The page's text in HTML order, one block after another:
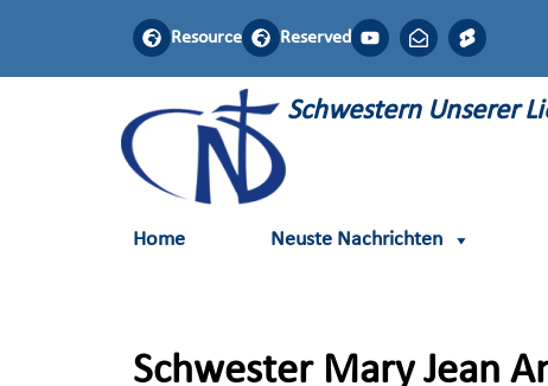
Resource Reserved
Schwestern UnsererL
Home Neuste Nachrichten
Schwester Mary Jean